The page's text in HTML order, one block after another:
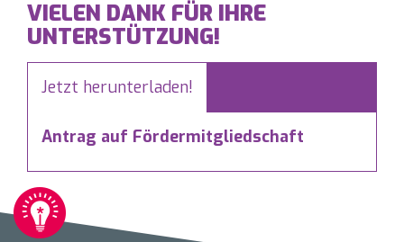
VIELEN DANK FÜR IHRE
UNTERSTÜTZUNG!
Jetzt herunterladen!
Antrag auf Fördermitgliedschaft